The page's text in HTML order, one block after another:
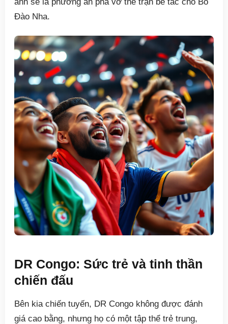
Đào Nha.
DR Congo: Sức trẻ và tinh thần
chiến đấu
Bên kia chiến tuyến, DR Congo không được đánh
giá cao bằng, nhưng họ có một tập thể trẻ trung,